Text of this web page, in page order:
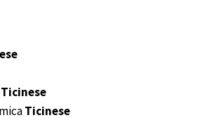
Ticinese
Ticinese